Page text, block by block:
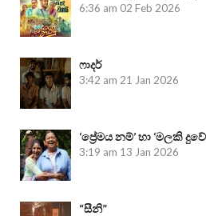
6:36 am 02 Feb 2026
ෆාදර්
3:42 am 21 Jan 2026
‘ප්‍රේමය නම්’ හා ‘මලකි
3:19 am 13 Jan 2026
“සීනි”